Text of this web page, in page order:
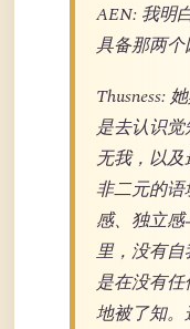
AEN: 我明
具备那两个
Thusness:
是去认识觉
无我，以
非二元的
感、独立
里，没有自
是在没有
地被了知